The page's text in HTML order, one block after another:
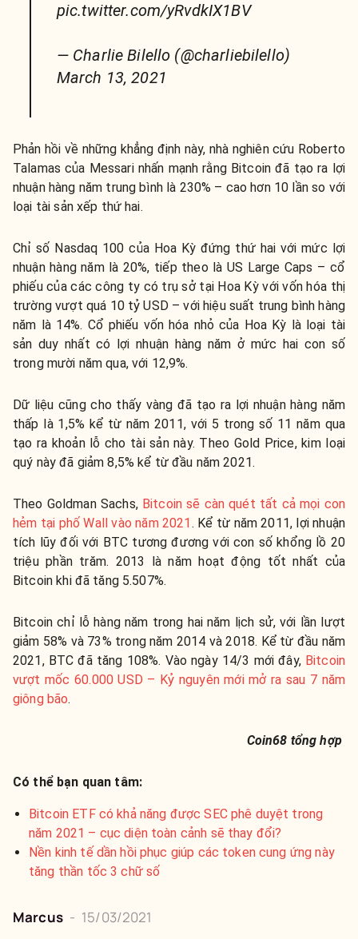
pic.twitter.com/yRvdkIX1BV
— Charlie Bilello (@charliebilello)
March 13, 2021
Phản hồi về những khẳng định này, nhà nghiên cứu Roberto
Talamas của Messari nhấn mạnh rằng Bitcoin đã tạo ra lợi
nhuận hàng năm trung bình là 230% – cao hơn 10 lần so với
loại tài sản xếp thứ hai.
Chỉ số Nasdaq 100 của Hoa Kỳ đứng thứ hai với mức lợi
nhuận hàng năm là 20%, tiếp theo là US Large Caps – cổ
phiếu của các công ty có trụ sở tại Hoa Kỳ với vốn hóa thị
trường vượt quá 10 tỷ USD – với hiệu suất trung bình hàng
năm là 14%. Cổ phiếu vốn hóa nhỏ của Hoa Kỳ là loại tài
sản duy nhất có lợi nhuận hàng năm ở mức hai con số
trong mười năm qua, với 12,9%.
Dữ liệu cũng cho thấy vàng đã tạo ra lợi nhuận hàng năm
thấp là 1,5% kể từ năm 2011, với 5 trong số 11 năm qua
tạo ra khoản lỗ cho tài sản này. Theo Gold Price, kim loại
quý này đã giảm 8,5% kể từ đầu năm 2021.
Theo Goldman Sachs, Bitcoin sẽ càn quét tất cả mọi con
hẻm tại phố Wall vào năm 2021 . Kể từ năm 2011, lợi nhuận
tích lũy đối với BTC tương đương với con số khổng lồ 20
triệu phần trăm. 2013 là năm hoạt động tốt nhất của
Bitcoin khi đã tăng 5.507%.
Bitcoin chỉ lỗ hàng năm trong hai năm lịch sử, với lần lượt
giảm 58% và 73% trong năm 2014 và 2018. Kể từ đầu năm
2021, BTC đã tăng 108%. Vào ngày 14/3 mới đây,Bitcoin
vượt mốc 60.000 USD – Kỷ nguyên mới mở ra sau 7 năm
giông bão.
Coin68 tổng hợp
Có thể bạn quan tâm:
Bitcoin ETF có khả năng được SEC phê duyệt trong
năm 2021 – cục diện toàn cảnh sẽ thay đổi?
Nền kinh tế dần hồi phục giúp các token cung ứng này
tăng thần tốc 3 chữ số
Marcus - 15/03/2021